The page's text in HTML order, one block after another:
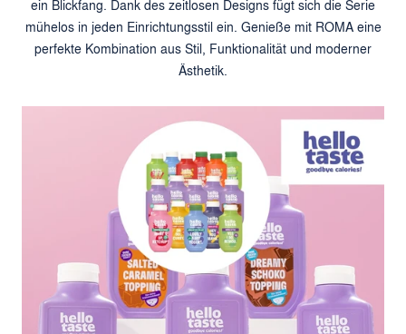
ein Blickfang. Dank des zeitlosen Designs fügt sich die Serie
mühelos in jeden Einrichtungsstil ein. Genieße mit ROMA eine
perfekte Kombination aus Stil, Funktionalität und moderner
Ästhetik.